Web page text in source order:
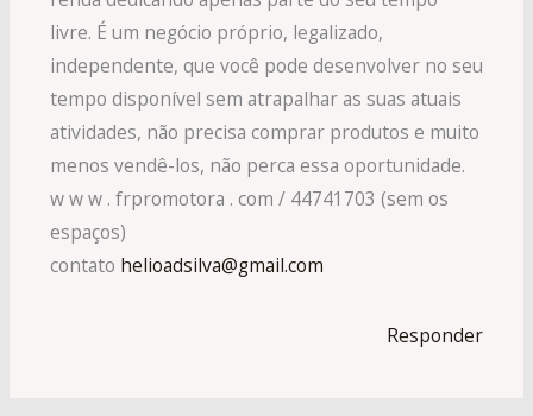
livre. É um negócio próprio, legalizado,
independente, que você pode desenvolver no seu
tempo disponível sem atrapalhar as suas atuais
atividades, não precisa comprar produtos e muito
menos vendê-los, não perca essa oportunidade.
w w w . frpromotora . com / 44741703 (sem os
espaços)
contato helioadsilva@gmail.com
Responder